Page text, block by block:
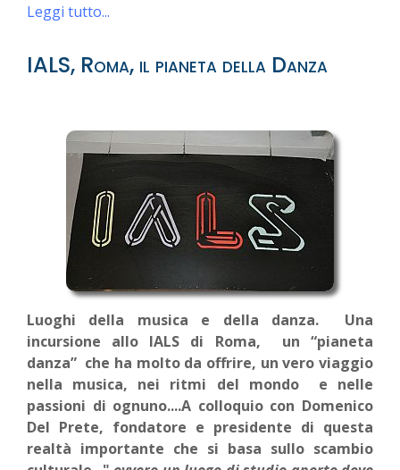
Leggi tutto...
IALS, Roma, il pianeta della Danza
Luoghi della musica e della danza. Una
incursione allo IALS di Roma, un “pianeta
danza” che ha molto da offrire, un vero viaggio
nella musica, nei ritmi del mondo e nelle
passioni di ognuno....A colloquio con Domenico
Del Prete, fondatore e presidente di questa
realtà importante che si basa sullo scambio